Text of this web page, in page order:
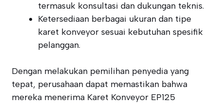
termasuk konsultasi dan dukungan teknis.
Ketersediaan berbagai ukuran dan tipe
karet konveyor sesuai kebutuhan spesifik
pelanggan.
Dengan melakukan pemilihan penyedia yang
tepat, perusahaan dapat memastikan bahwa
mereka menerima Karet Konveyor EP125